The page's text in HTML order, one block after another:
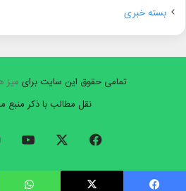
بسته خبری
تمامی حقوق این سایت برای میز
نقل مطالب با ذکر منبع
فیسبوک ایکس